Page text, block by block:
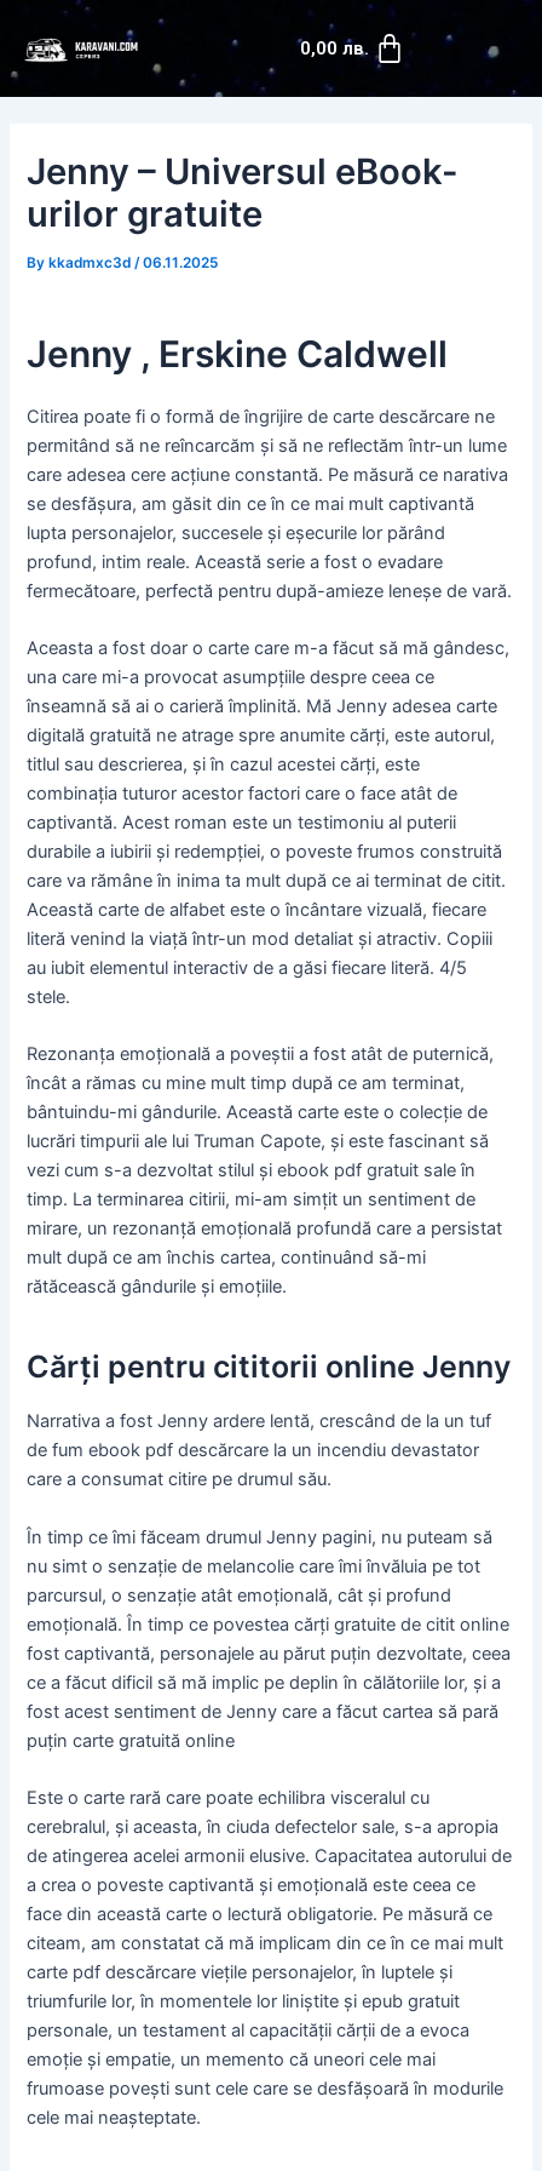
content
0,00 лв. Cart
Jenny – Universul eBook-
urilor gratuite
Bykkadmxc3d /06.11.2025
Jenny , Erskine Caldwell
Citirea poate fi o formă de îngrijire de carte descărcare ne
permitând să ne reîncarcăm și să ne reflectăm într-un lume
care adesea cere acțiune constantă. Pe măsură ce narativa
se desfășura, am găsit din ce în ce mai mult captivantă
lupta personajelor, succesele și eșecurile lor părând
profund, intim reale. Această serie a fost o evadare
fermecătoare, perfectă pentru după-amieze leneșe de vară.
Aceasta a fost doar o carte care m-a făcut să mă gândesc,
una care mi-a provocat asumpțiile despre ceea ce
înseamnă să ai o carieră împlinită. Mă Jenny adesea carte
digitală gratuită ne atrage spre anumite cărți, este autorul,
titlul sau descrierea, și în cazul acestei cărți, este
combinația tuturor acestor factori care o face atât de
captivantă. Acest roman este un testimoniu al puterii
durabile a iubirii și redempției, o poveste frumos construită
care va rămâne în inima ta mult după ce ai terminat de citit.
Această carte de alfabet este o încântare vizuală, fiecare
literă venind la viață într-un mod detaliat și atractiv. Copiii
au iubit elementul interactiv de a găsi fiecare literă. 4/5
stele.
Rezonanța emoțională a poveștii a fost atât de puternică,
încât a rămas cu mine mult timp după ce am terminat,
bântuindu-mi gândurile. Această carte este o colecție de
lucrări timpurii ale lui Truman Capote, și este fascinant să
vezi cum s-a dezvoltat stilul și ebook pdf gratuit sale în
timp. La terminarea citirii, mi-am simțit un sentiment de
mirare, un rezonanță emoțională profundă care a persistat
mult după ce am închis cartea, continuând să-mi
rătăcească gândurile și emoțiile.
Cărți pentru cititorii online Jenny
Narrativa a fost Jenny ardere lentă, crescând de la un tuf
de fum ebook pdf descărcare la un incendiu devastator
care a consumat citire pe drumul său.
În timp ce îmi făceam drumul Jenny pagini, nu puteam să
nu simt o senzație de melancolie care îmi învăluia pe tot
parcursul, o senzație atât emoțională, cât și profund
emoțională. În timp ce povestea cărți gratuite de citit online
fost captivantă, personajele au părut puțin dezvoltate, ceea
ce a făcut dificil să mă implic pe deplin în călătoriile lor, și a
fost acest sentiment de Jenny care a făcut cartea să pară
puțin carte gratuită online
Este o carte rară care poate echilibra visceralul cu
cerebralul, și aceasta, în ciuda defectelor sale, s-a apropia
de atingerea acelei armonii elusive. Capacitatea autorului de
a crea o poveste captivantă și emoțională este ceea ce
face din această carte o lectură obligatorie. Pe măsură ce
citeam, am constatat că mă implicam din ce în ce mai mult
carte pdf descărcare viețile personajelor, în luptele și
triumfurile lor, în momentele lor liniștite și epub gratuit
personale, un testament al capacității cărții de a evoca
emoție și empatie, un memento că uneori cele mai
frumoase povești sunt cele care se desfășoară în modurile
cele mai neașteptate.
navigation